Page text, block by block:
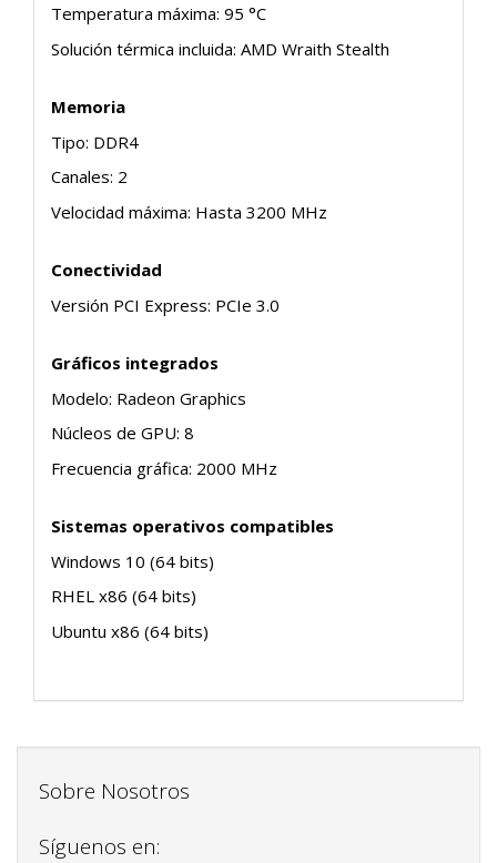
Temperatura máxima: 95 °C
Solución térmica incluida: AMD Wraith Stealth
Memoria
Tipo: DDR4
Canales: 2
Velocidad máxima: Hasta 3200 MHz
Conectividad
Versión PCI Express: PCIe 3.0
Gráficos integrados
Modelo: Radeon Graphics
Núcleos de GPU: 8
Frecuencia gráfica: 2000 MHz
Sistemas operativos compatibles
Windows 10 (64 bits)
RHEL x86 (64 bits)
Ubuntu x86 (64 bits)
Sobre Nosotros
Síguenos en: